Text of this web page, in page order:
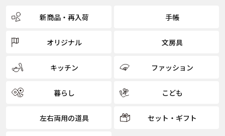
新商品・再入荷 手帳
オリジナル 文房具
キッチン ファッション
暮らし こども
左右両用の道具 セット・ギフト